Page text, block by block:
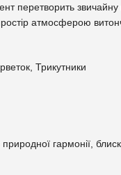
перетворить
атмосферою
Трикутники
гармонії,